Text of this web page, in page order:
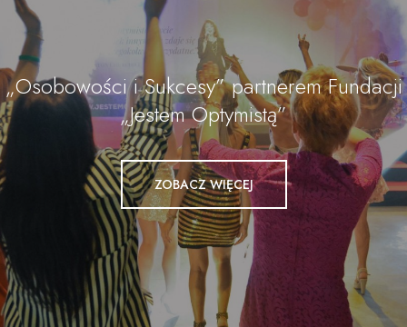
„Osobowości i Sukcesy” partnerem Fundacji
„Jestem Optymistą”
ZOBACZ WIĘCEJ